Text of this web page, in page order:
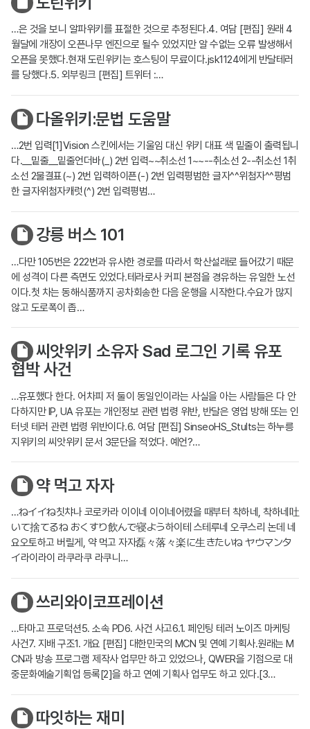
…은 것을 보니 알파위키를 표절한 것으로 추정된다.4. 여담 [편집] 원래 4
월달에 개장이 오픈나무 엔진으로 될수 있었지만 알 수없는 오류 발생해서
오픈을 못했다.현재 도린위키는 호스팅이 무료이다.jsk1124에게 반달테러
를 당했다.5. 외부링크 [편집] 트위터 :…
다올위키:문법 도움말
…2번 입력[1]Vision 스킨에서는 기울임 대신 위키 대표 색 밑줄이 출력됩니
다.__밑줄__밑줄언더바(_) 2번 입력~~취소선 1~~--취소선 2--취소선 1취
소선 2물결표(~) 2번 입력하이픈(-) 2번 입력평범한 글자^^위첨자^^평범
한 글자위첨자캐럿(^) 2번 입력평범…
강릉 버스 101
…다만 105번은 222번과 유사한 경로를 따라서 학산설래로 들어갔기 때문
에 성격이 다른 측면도 있었다.테라로사 커피 본점을 경유하는 유일한 노선
이다.첫 차는 동해식품까지 공차회송한 다음 운행을 시작한다.수요가 많지
않고 도로폭이 좁…
씨앗위키 소유자 Sad 로그인 기록 유포
협박 사건
…유포했다 한다. 어차피 저 둘이 동일인이라는 사실을 아는 사람들은 다 안
다하지만 IP, UA 유포는 개인정보 관련 법령 위반, 반달은 영업 방해 또는 인
터넷 테러 관련 법령 위반이다.6. 여담 [편집] SinseoHS_Stults는 하누릉
지위키의 씨앗위키 문서 3문단을 적었다. 예언?…
약 먹고 자자
…ねイイね칫챠나 코로카라 이이네 이이네어렸을 때부터 착하네, 착하네吐
いて捨てるね おくすり飲んで寝よう하이테 스테루네 오쿠스리 논데 네
요오토하고 버릴게, 약 먹고 자자磊々落々楽に生きたいね ヤウマンタ
イ라이라이 라쿠라쿠 라쿠니…
쓰리와이코프레이션
…타마고 프로덕션5. 소속 PD6. 사건 사고6.1. 페인팅 테러 노이즈 마케팅
사건7. 지배 구조1. 개요 [편집] 대한민국의 MCN 및 연예 기획사.원래는 M
CN과 방송 프로그램 제작사 업무만 하고 있었으나, QWER을 기점으로 대
중문화예술기획업 등록[2]을 하고 연예 기획사 업무도 하고 있다.[3…
따잇하는 재미